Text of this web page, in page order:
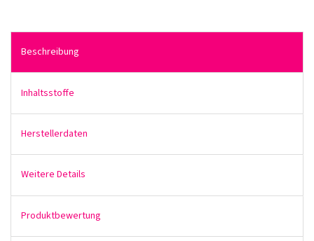
Beschreibung
Inhaltsstoffe
Herstellerdaten
Weitere Details
Produktbewertung